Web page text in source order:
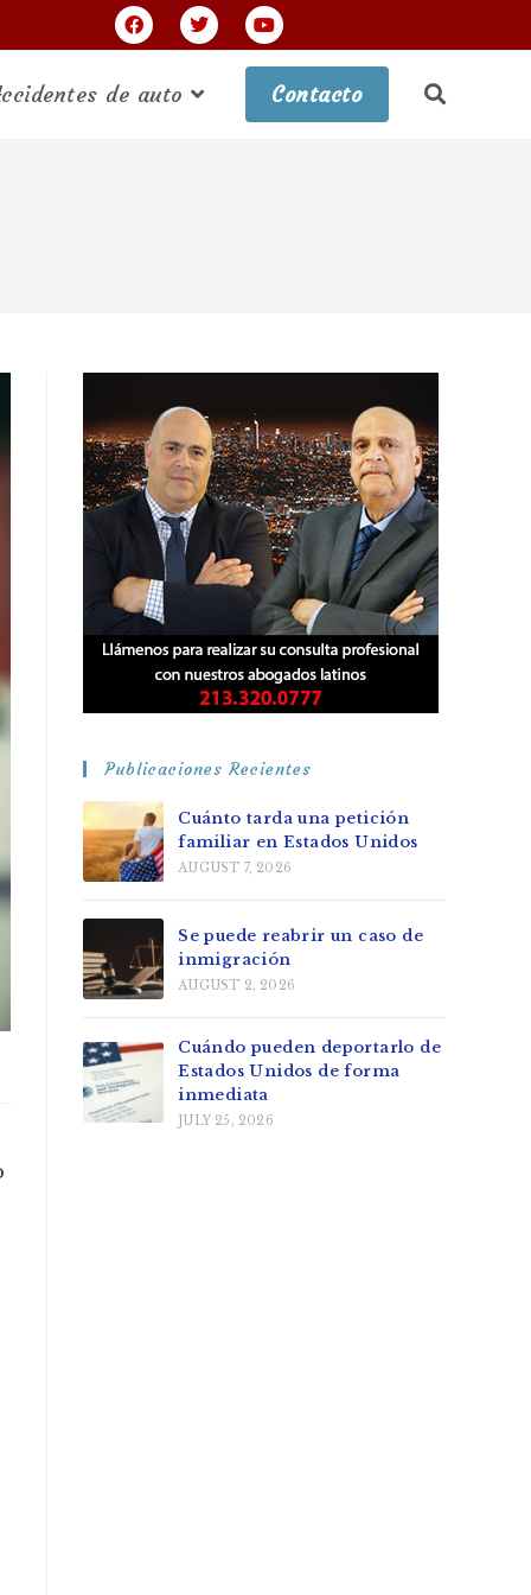
de auto Contacto
Publicaciones Recientes
Cuánto tarda una petición
familiar en Estados Unidos
AUGUST 7, 2026
Se puede reabrir un caso de
inmigración
AUGUST 2, 2026
Cuándo pueden deportarlo de
Estados Unidos de forma
inmediata
JULY 25, 2026